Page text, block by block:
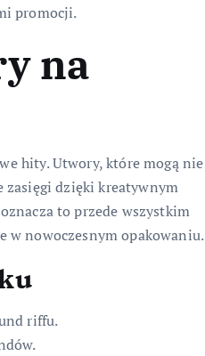
promocji.
na
hity. Utwory, które mogą nie
dzięki kreatywnym
to przede wszystkim
w nowoczesnym opakowaniu.
riffu.